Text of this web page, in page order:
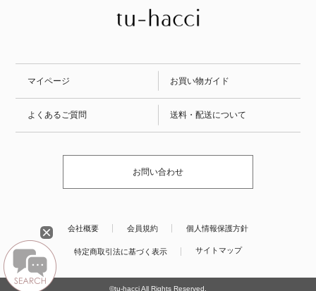
マイページ お買い物ガイド
よくあるご質問 送料・配送について
お問い合わせ
会社概要 会員規約 個人情報保護方針
特定商取引法に基づく表示 サイトマップ
©tu-hacci All Rights Reserved.